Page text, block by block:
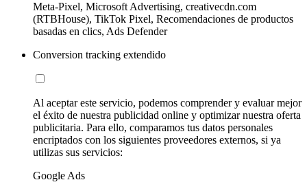
Meta-Pixel, Microsoft Advertising, creativecdn.com
(RTBHouse), TikTok Pixel, Recomendaciones de productos
basadas en clics, Ads Defender
Conversion tracking extendido
Al aceptar este servicio, podemos comprender y evaluar mejor
el éxito de nuestra publicidad online y optimizar nuestra oferta
publicitaria. Para ello, comparamos tus datos personales
encriptados con los siguientes proveedores externos, si ya
utilizas sus servicios:
Google Ads